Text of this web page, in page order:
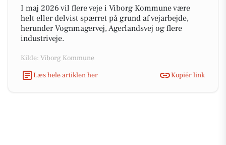
I maj 2026 vil flere veje i Viborg Kommune være
helt eller delvist spærret på grund af vejarbejde,
herunder Vognmagervej, Agerlandsvej og flere
industriveje.
Kilde: Viborg Kommune
Læs hele artiklen her
Kopiér link